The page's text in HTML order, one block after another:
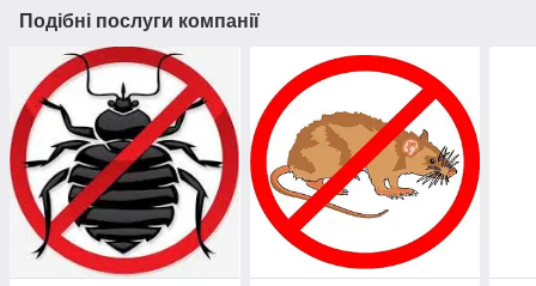
Подібні послуги компанії